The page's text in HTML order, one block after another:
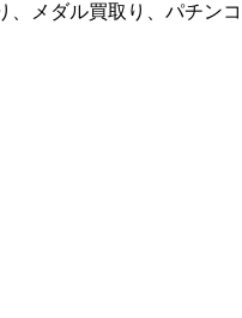
、メダル買取り、パチンコ